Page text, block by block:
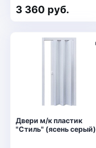
3 360 руб.
Двери м/к пластик
"Стиль" (ясень серый)